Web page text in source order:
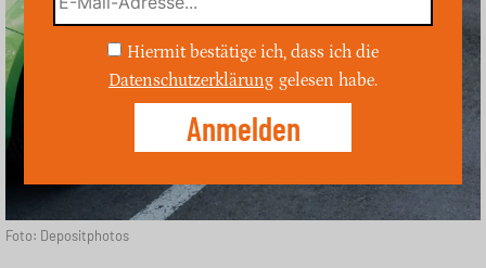
Foto: Depositphotos
Hiermit bestätige ich, dass ich die
Datenschutzerklärung gelesen habe.